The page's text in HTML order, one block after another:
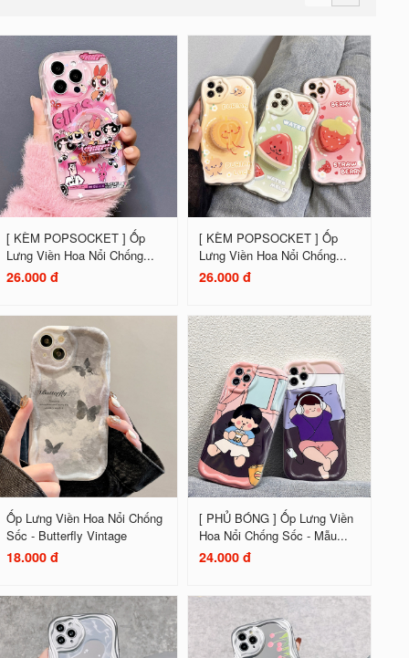
[ KÈM POPSOCKET ] Ốp
Lưng Viền Hoa Nổi Chống...
26.000 đ
[ KÈM POPSOCKET ] Ốp
Lưng Viền Hoa Nổi Chống...
26.000 đ
Ốp Lưng Viền Hoa Nổi Chống
Sốc - Butterfly Vintage
18.000 đ
[ PHỦ BÓNG ] Ốp Lưng Viền
Hoa Nổi Chống Sốc - Mẫu...
24.000 đ